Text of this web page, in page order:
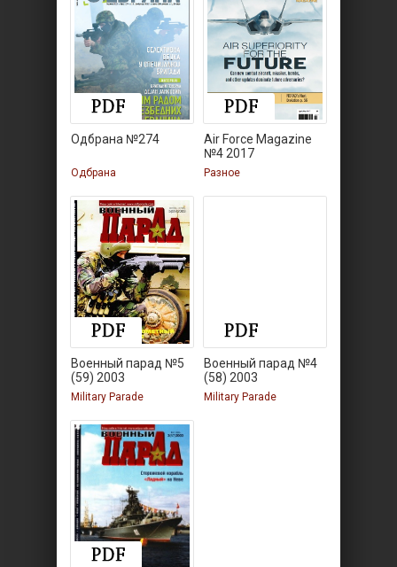
Одбрана №274
Одбрана
Air Force Magazine
№4 2017
Разное
Военный парад №5
(59) 2003
Military Parade
Военный парад №4
(58) 2003
Military Parade